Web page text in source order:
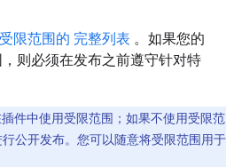
受限范围的 完整列表 。如果您的
则必须在发布之前遵守针对特
件中使用受限范围；如果不使用受限范
公开发布。您可以随意将受限范围用于